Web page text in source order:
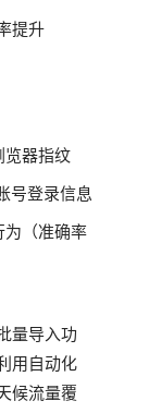
提升
览器指纹
号登录信息
为（准确率
量导入功
用自动化
候流量覆